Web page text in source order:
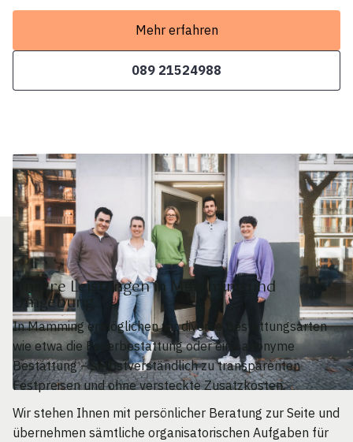
Mehr erfahren
089 21524988
Unsere Leistungen in Mamming und
Umgebung
In Mamming ermöglichen wir diverse Bestattungsarten
wie etwa die Feuerbestattung oder eine anonyme
Bestattung – selbstverständlich zu transparenten
Festpreisen und ohne versteckte Zusatzkosten.
Wir stehen Ihnen mit persönlicher Beratung zur Seite und
übernehmen sämtliche organisatorischen Aufgaben für